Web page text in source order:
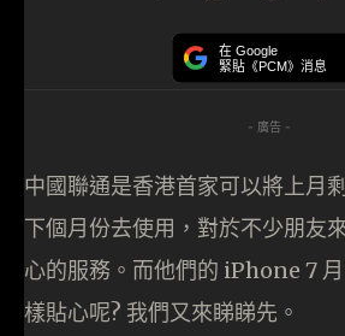
在 Google
緊貼《PCM》消息
- 廣告 -
中國聯通是香港首家可以將上月
下個月份去使用，對於不少朋友
心的服務。而他們的 iPhone 7
樣貼心呢? 我們又來睇睇先。